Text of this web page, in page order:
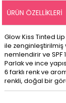
ÜRÜN ÖZELLIKLERI
Glow Kiss Tinted
ile zenginleştirilmiş
nemlendirir ve SPF
Parlak ve ince
6 farklı renk ve
renkli, doğal bir